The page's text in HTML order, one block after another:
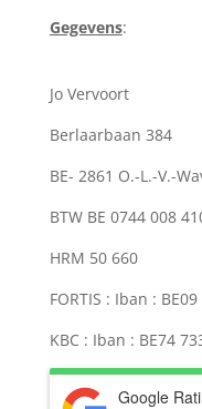
Gegevens:
Jo Vervoort
Berlaarbaan 384
BE- 2861 O.-L.-V.-
BTW BE 0744 008
HRM 50 660
FORTIS : Iban :
KBC : Iban : BE74
Google